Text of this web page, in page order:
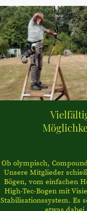
Ob olympisch,
Unsere Mitglieder
Bögen, vom einfachen
High-Tec-Bogen mit
Stabilisationssystem. Es